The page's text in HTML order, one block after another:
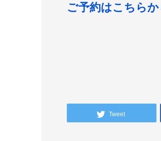
ご予約はこちら
Tweet